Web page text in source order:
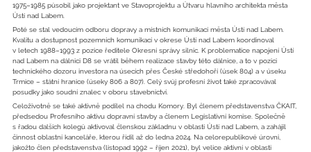
1975–1985 působil jako projektant ve Stavoprojektu a Útvaru hlavního architekta města
Ústí nad Labem.
Poté se stal vedoucím odboru dopravy a místních komunikací města Ústí nad Labem.
Kvalitu a dostupnost pozemních komunikací v okrese Ústí nad Labem koordinoval
v letech 1988–1993 z pozice ředitele Okresní správy silnic. K problematice napojení Ústí
nad Labem na dálnici D8 se vrátil během realizace stavby této dálnice, a to v pozici
technického dozoru investora na úsecích přes České středohoří (úsek 804) a v úseku
Trmice – státní hranice (úseky 806 a 807). Celý svůj profesní život také zpracovával
posudky jako soudní znalec v oboru stavebnictví.
Celoživotně se také aktivně podílel na chodu Komory. Byl členem představenstva ČKAIT,
předsedou Profesního aktivu dopravní stavby a členem Legislativní komise. Společně
s řadou dalších kolegů aktivoval členskou základnu v oblasti Ústí nad Labem, a zahájil
činnost oblastní kanceláře, kterou řídil až do ledna 2024. Na celorepublikové úrovni,
jakožto člen představenstva (listopad 1992 – říjen 2021), byl velice aktivní v oblasti